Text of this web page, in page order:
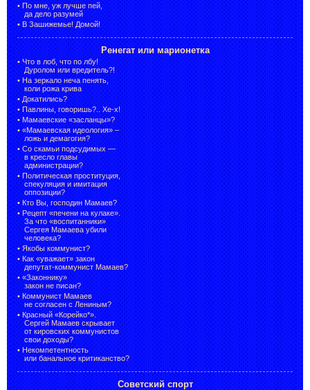
• По мне, уж лучше пей,
да дело разумей
• В Зашижемье! Домой!
Ренегат или марионетка
• Что в лоб, что по лбу!
Дуролом или вредитель?!
• На зеркало неча пенять,
коли рожа крива
• Докатились?
• Павлины, говоришь?.. Хе-х!
• Мамаевские «засланцы»?
• «Мамаевская идеология» –
ложь и демагогия?
• Со скамьи подсудимых —
в кресло главы
администрации?
• Политическая проституция,
спекуляция и имитация
оппозиции?
• Кто Вы, господин Мамаев?
• Рецепт «печени на кулаке».
За что «воспитанники»
Сергея Мамаева убили
человека?
• Якобы коммунист?
• Как «уважает» закон
депутат-коммунист Мамаев?
• «Законнику»
закон не писан?
• Коммунист Мамаев
не согласен с Лениным?
• Красный «Корейко*».
Сергей Мамаев скрывает
от кировских коммунистов
свои доходы?
• Некомпетентность
или банальное критиканство?
Советский спорт